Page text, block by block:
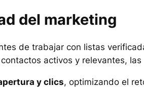
del marketing
de trabajar con listas
activos y relevantes,
y clics, optimizando el